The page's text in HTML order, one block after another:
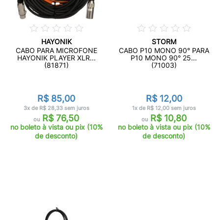
HAYONIK
CABO PARA MICROFONE
HAYONIK PLAYER XLR...
(81871)
R$ 85,00
3x de R$ 28,33 sem juros
ou R$ 76,50
no boleto à vista ou pix (10%
de desconto)
STORM
CABO P10 MONO 90° PARA
P10 MONO 90° 25...
(71003)
R$ 12,00
1x de R$ 12,00 sem juros
ouR$ 10,80
no boleto à vista ou pix (10%
de desconto)